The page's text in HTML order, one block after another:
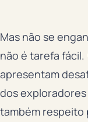
Mas não se
não é tarefa fácil.
apresentam
dos
também respeito